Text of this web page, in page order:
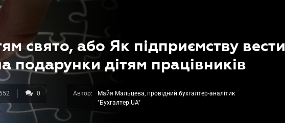
свято, або Як підприємству вести
подарунки дітям працівників
0 Автор:
Майя Мальцева, провідний бухгалтер-аналітик
"Бухгалтер.UA"